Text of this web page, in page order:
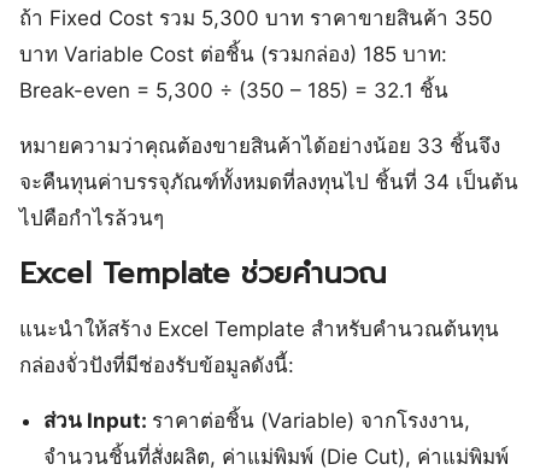
ถ้า Fixed Cost รวม 5,300 บาท ราคาขายสินค้า 350
บาท Variable Cost ต่อชิ้น (รวมกล่อง) 185 บาท:
Break-even = 5,300 ÷ (350 – 185) = 32.1 ชิ้น
หมายความว่าคุณต้องขายสินค้าได้อย่างน้อย 33 ชิ้นจึง
จะคืนทุนค่าบรรจุภัณฑ์ทั้งหมดที่ลงทุนไป ชิ้นที่ 34 เป็นต้น
ไปคือกำไรล้วนๆ
Excel Template ช่วยคำนวณ
แนะนำให้สร้าง Excel Template สำหรับคำนวณต้นทุน
กล่องจั่วปังที่มีช่องรับข้อมูลดังนี้:
ส่วน Input: ราคาต่อชิ้น (Variable) จากโรงงาน,
จำนวนชิ้นที่สั่งผลิต, ค่าแม่พิมพ์ (Die Cut), ค่าแม่พิมพ์